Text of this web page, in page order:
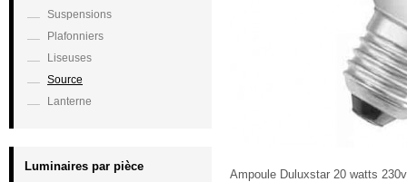
Suspensions
Plafonniers
Liseuses
Source
Lanterne
Luminaires par pièce
Ampoule Duluxstar 20 watts